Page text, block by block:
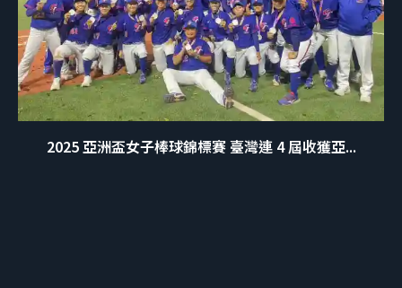
2025 亞洲盃女子棒球錦標賽 臺灣連 4 屆收獲亞...